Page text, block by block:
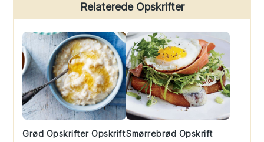
Sidebar
Relaterede Opskrifter
Grød Opskrifter OpskriftSmørrebrød Opskrift